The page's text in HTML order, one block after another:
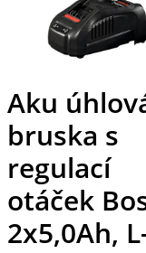
Aku
bruska s
regulací
otáček
2x5,0Ah,